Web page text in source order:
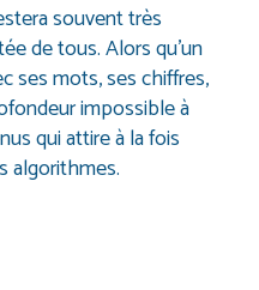
souvent très
de tous. Alors qu’un
ses mots, ses chiffres,
impossible à
qui attire à la fois
algorithmes.